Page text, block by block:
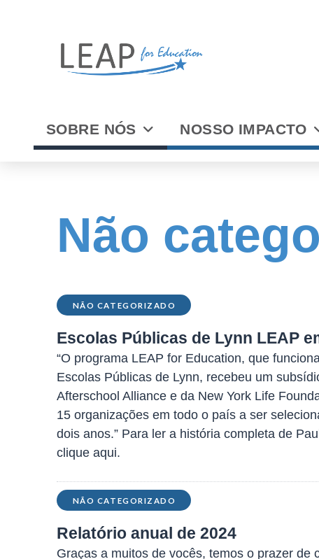
SOBRE NÓS NOSSO IMPACTO
Não
NÃO CATEGORIZADO
Escolas Públicas de Lynn LEAP
“O programa LEAP for Education, que
Escolas Públicas de Lynn, recebeu um
Afterschool Alliance e da New York Life
15 organizações em todo o país a ser
dois anos.” Para ler a história completa de
clique aqui.
NÃO CATEGORIZADO
Relatório anual de 2024
Graças a muitos de vocês, temos o prazer de